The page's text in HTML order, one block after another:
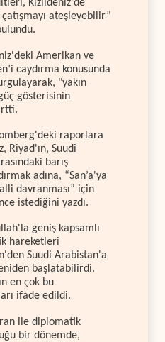
Kızıldeniz'de
ateşleyebilir”
Amerikan ve
caydırma konusunda
"yakın
gösterisinin
raporlara
Riyad'ın, Suudi
barış
adına, “San’a'ya
davranması” için
istediğini yazdı.
geniş kapsamlı
hareketleri
Suudi Arabistan'a
başlatabilirdi.
en çok bu
ifade edildi.
ile diplomatik
bir dönemde,